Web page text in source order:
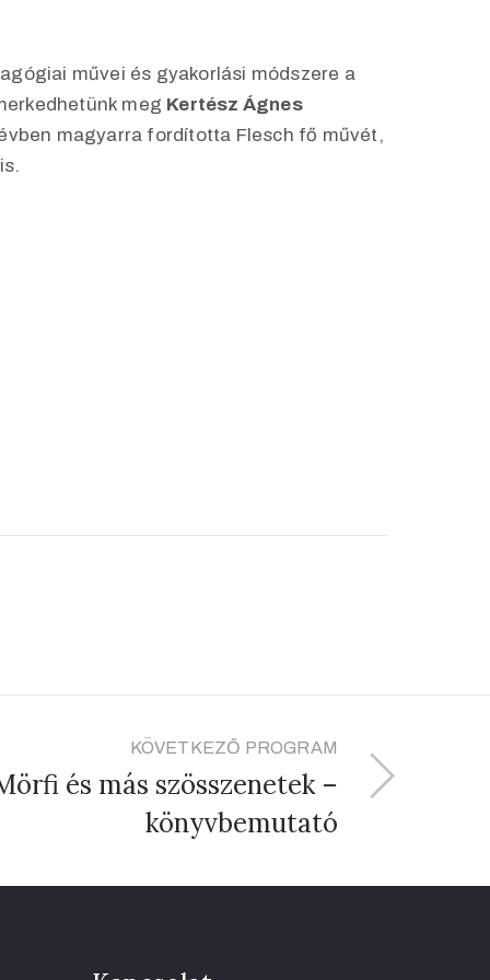
művei és gyakorlási módszere a
meg Kertész Ágnes
magyarra fordította Flesch fő művét,
KÖVETKEZŐ PROGRAM
és más szösszenetek –
könyvbemutató